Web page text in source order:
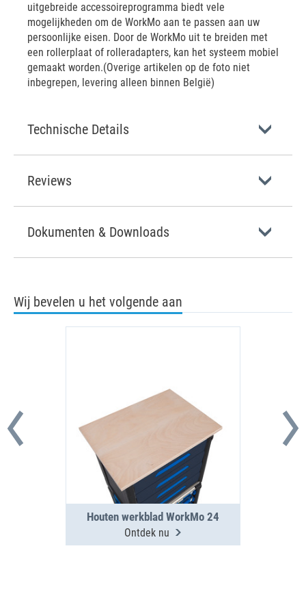
uitgebreide accessoireprogramma biedt vele
mogelijkheden om de WorkMo aan te passen aan uw
persoonlijke eisen. Door de WorkMo uit te breiden met
een rollerplaat of rolleradapters, kan het systeem mobiel
gemaakt worden.(Overige artikelen op de foto niet
inbegrepen, levering alleen binnen België)
Technische Details
Reviews
Dokumenten & Downloads
Wij bevelen u het volgende aan
Houten werkblad WorkMo 24
Ontdek nu